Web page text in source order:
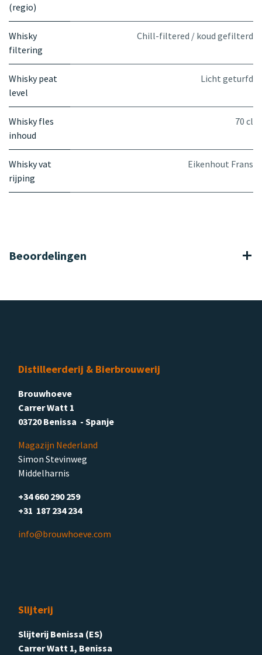
(regio)
Whisky
filtering
Chill-filtered / koud gefilterd
Whisky peat
level
Licht geturfd
Whisky fles
inhoud
70 cl
Whisky vat
rijping
Eikenhout Frans
Beoordelingen
Distilleerderij & Bierbrouwerij
Brouwhoeve
Carrer Watt 1
03720 Benissa - Spanje
Magazijn Nederland
Simon Stevinweg
Middelharnis
+34 660 290 259
+31 187 234 234
info@brouwhoeve.com
Slijterij
Slijterij Benissa (ES)
Carrer Watt 1, Benissa